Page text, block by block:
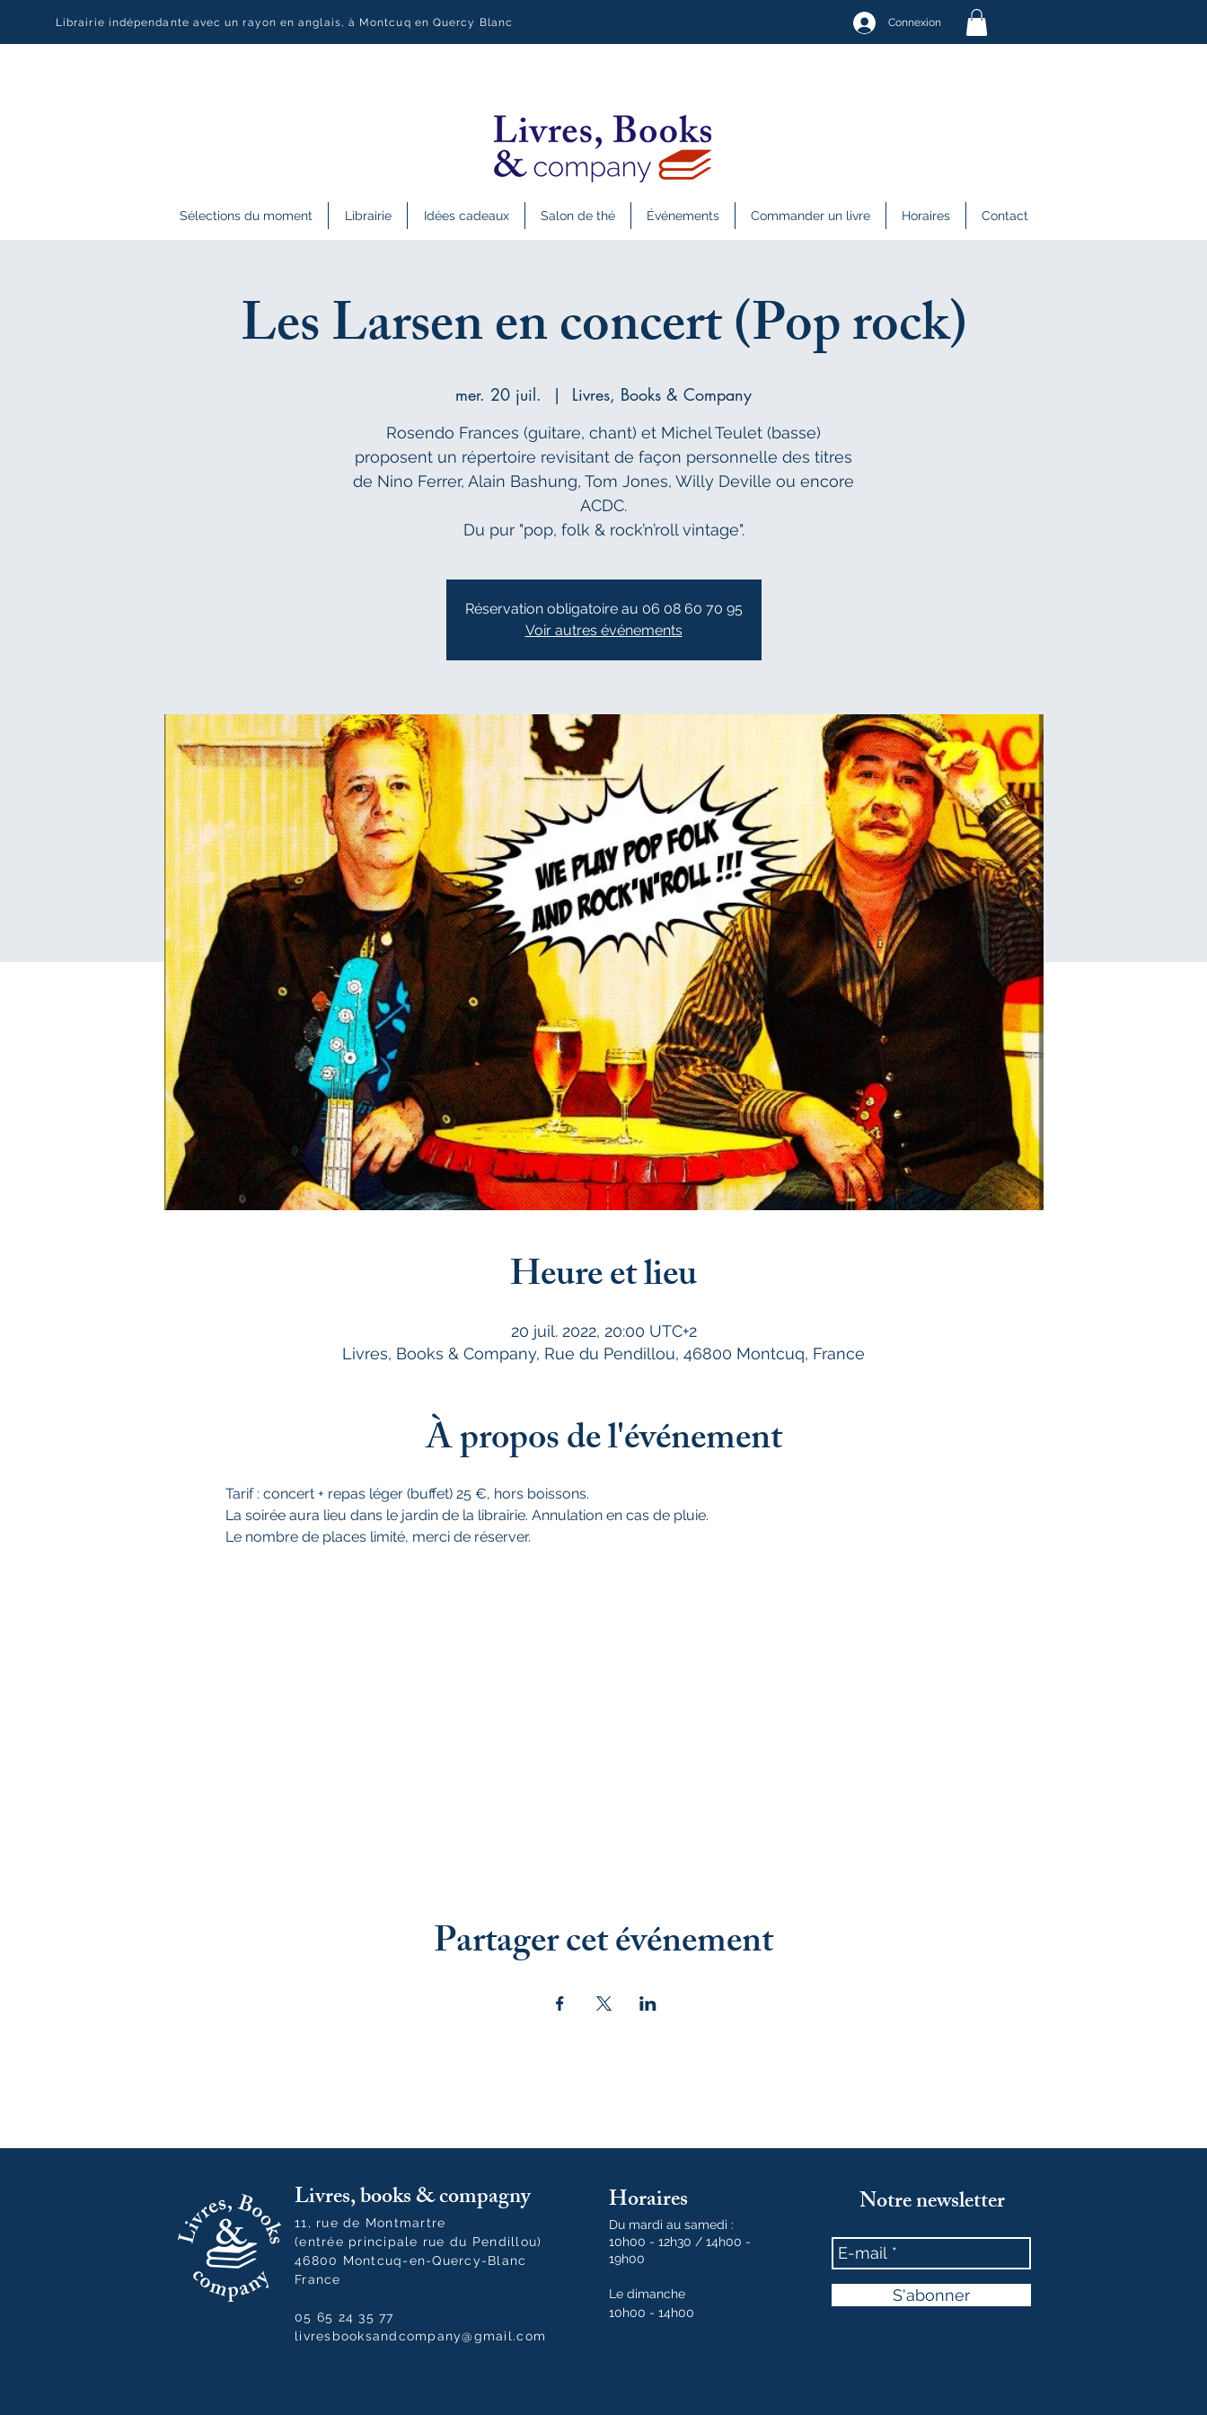
Librairie indépendante avec un rayon en anglais, à Montcuq en Quercy Blanc Connexion
Sélections du moment Librairie Idées cadeaux Salon de thé Événements Commander un livre Horaires Contact
Les Larsen en concert (Pop rock)
mer. 20 juil.
  |
Livres, Books & Company
Rosendo Frances (guitare, chant) et Michel Teulet (basse)
proposent un répertoire revisitant de façon personnelle des titres
de Nino Ferrer, Alain Bashung, Tom Jones, Willy Deville ou encore
ACDC.
Du pur "pop, folk & rock’n’roll vintage".
Réservation obligatoire au 06 08 60 70 95
Voir autres événements
Heure et lieu
20 juil. 2022, 20:00 UTC+2
Livres, Books & Company, Rue du Pendillou, 46800 Montcuq, France
À propos de l'événement
Tarif : concert + repas léger (buffet) 25 €, hors boissons.
La soirée aura lieu dans le jardin de la librairie. Annulation en cas de pluie.
Le nombre de places limité, merci de réserver.
Partager cet événement
Livres, books & compagny
11, rue de Montmartre
(entrée principale rue du Pendillou)
46800 Montcuq-en-Quercy-Blanc
France
05 65 24 35 77
livresbooksandcompany@gmail.com
Horaires
Du mardi au samedi :
10h00 - 12h30 / 14h00 -
19h00
Le dimanche
10h00 - 14h00
Notre newsletter
S'abonner